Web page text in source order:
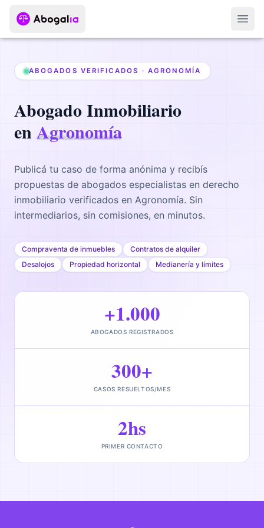
ABOGADOS VERIFICADOS · AGRONOMÍA
AbogadoInmobiliario
enAgronomía
Publicá tu caso de forma anónima y recibís
propuestas de abogados especialistas en derecho
inmobiliario verificados en Agronomía. Sin
intermediarios, sin comisiones, en minutos.
Compraventa de inmuebles
Contratos de alquiler
Desalojos
Propiedad horizontal Medianería y límites
+1.000
ABOGADOS REGISTRADOS
300+
CASOS RESUELTOS/MES
2hs
PRIMER CONTACTO